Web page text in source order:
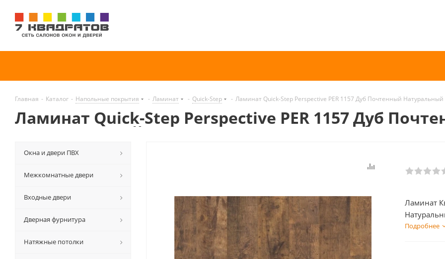
Главная - Каталог - Напольные покрытия - Ламинат - Quick-Step - Ламинат Quick-Step Perspective PER 1157 Дуб Почтенный
Ламинат Quick-Step Perspective PER 1157 Дуб
Промасленный
Ламинат
Подробнее
Окна и двери ПВХ
Межкомнатные двери
Входные двери
Дверная фурнитура
Натяжные потолки